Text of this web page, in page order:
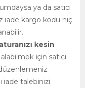
ya da satıcı
iade kargo kodu hiç
kesin
için satıcı
iade talebinizi